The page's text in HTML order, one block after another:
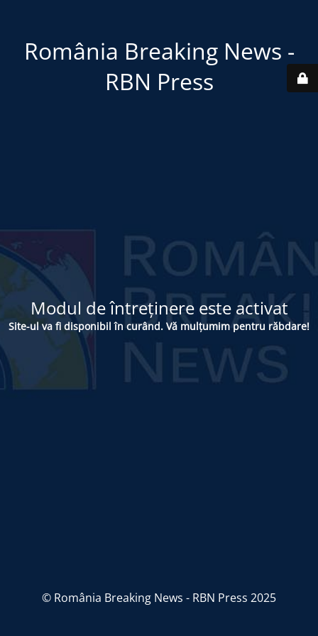
România Breaking News -
RBN Press
Modul de întreținere este activat
Site-ul va fi disponibil în curând. Vă mulțumim pentru răbdare!
© România Breaking News - RBN Press 2025